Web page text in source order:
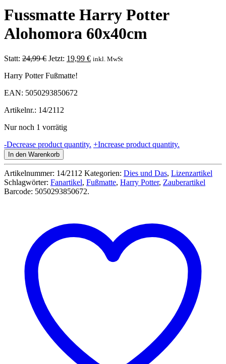
Fussmatte Harry Potter
Alohomora 60x40cm
Statt: 24,99€ Ursprünglicher
war:
Jetzt: 19,99 €Aktueller
inkl. MwSt
Harry Potter Fußmatte!
EAN: 5050293850672
Artikelnr.: 14/2112
Nur noch 1 vorrätig
-Decrease product quantity. Fussmatte
Potter
Alohomora
60x40cm
+Increase product quantity.
In den Warenkorb
Artikelnummer: 14/2112 Kategorien: Dies und Das, Lizenzartikel
Schlagwörter: Fanartikel, Fußmatte, Harry Potter, Zauberartikel
Barcode: 5050293850672.